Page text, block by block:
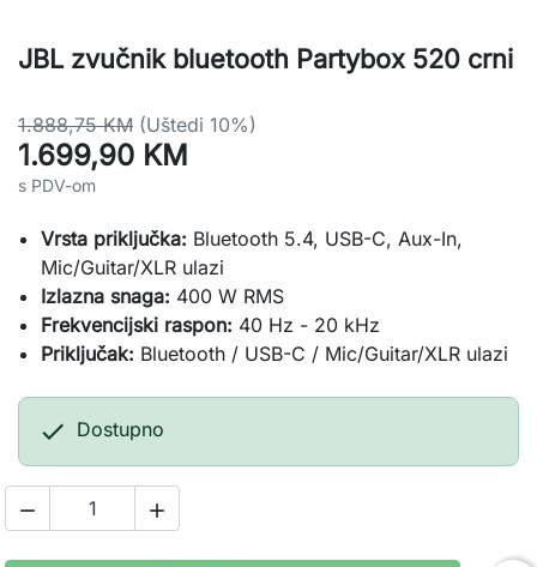
JBL zvučnik bluetooth Partybox 520 crni
1.888,75 KM (Uštedi 10%)
1.699,90 KM
s PDV-om
Vrsta priključka: Bluetooth 5.4, USB-C, Aux-In,
Mic/Guitar/XLR ulazi
Izlazna snaga: 400 W RMS
Frekvencijski raspon: 40 Hz - 20 kHz
Priključak: Bluetooth / USB-C / Mic/Guitar/XLR ulazi
 Dostupno
 